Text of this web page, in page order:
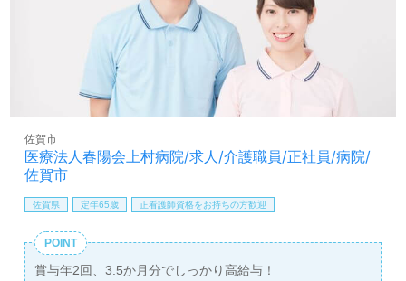
医療法人春陽会上村病院/求人/介護職員/正社員/病院/
佐賀市
佐賀市
佐賀県 定年65歳 正看護師資格をお持ちの方歓迎
POINT
賞与年2回、3.5か月分でしっかり高給与！